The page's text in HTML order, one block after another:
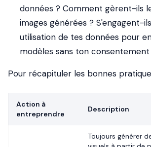
données ? Comment gèrent-ils
images générées ? S'engagent-
utilisation de tes données pour
modèles sans ton
Pour récapituler les bonnes
Action à
entreprendre
Description
Toujours générer